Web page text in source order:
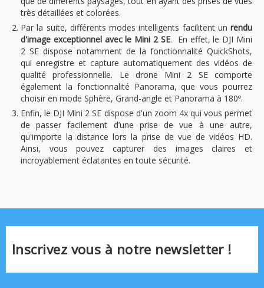
très détaillées et colorées.
Par la suite, différents modes intelligents facilitent un rendu
d'image exceptionnel avec le Mini 2 SE. En effet, le DJI Mini
2 SE dispose notamment de la fonctionnalité QuickShots,
qui enregistre et capture automatiquement des vidéos de
qualité professionnelle. Le drone Mini 2 SE comporte
également la fonctionnalité Panorama, que vous pourrez
choisir en mode Sphère, Grand-angle et Panorama à 180º.
Enfin, le DJI Mini 2 SE dispose d'un zoom 4x qui vous permet
de passer facilement d’une prise de vue à une autre,
qu'importe la distance lors la prise de vue de vidéos HD.
Ainsi, vous pouvez capturer des images claires et
incroyablement éclatantes en toute sécurité.
Inscrivez vous à notre newsletter !